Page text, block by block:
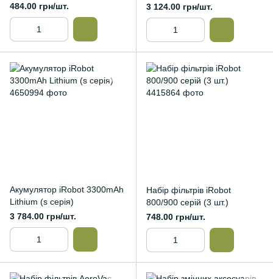
484.00 грн/шт.
3 124.00 грн/шт.
Акумулятор iRobot 3300mAh
Lithium (s серія)
3 784.00 грн/шт.
Набір фільтрів iRobot
800/900 серій (3 шт.)
748.00 грн/шт.